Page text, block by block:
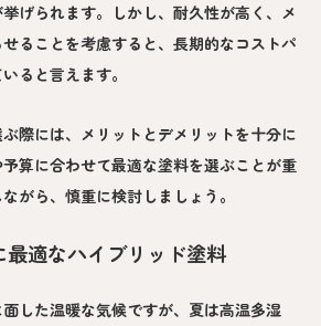
げられます。しかし、耐久性が高く、メ
ることを考慮すると、長期的なコストパ
ると言えます。
際には、メリットとデメリットを十分に
算に合わせて最適な塗料を選ぶことが重
がら、慎重に検討しましょう。
適なハイブリッド塗料
した温暖な気候ですが、夏は高温多湿